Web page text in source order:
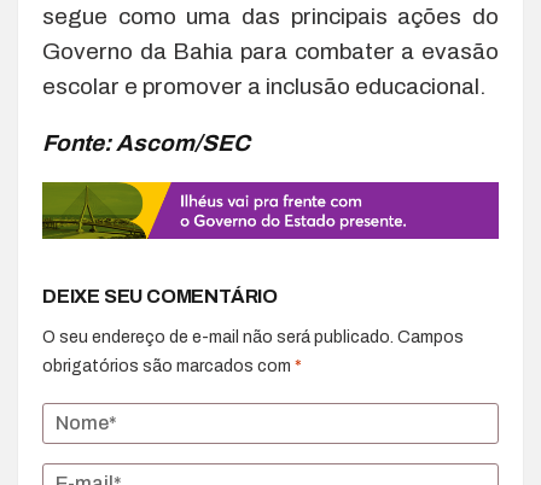
segue como uma das principais ações do
Governo da Bahia para combater a evasão
escolar e promover a inclusão educacional.
Fonte: Ascom/SEC
DEIXE SEU COMENTÁRIO
O seu endereço de e-mail não será publicado. Campos
obrigatórios são marcados com *